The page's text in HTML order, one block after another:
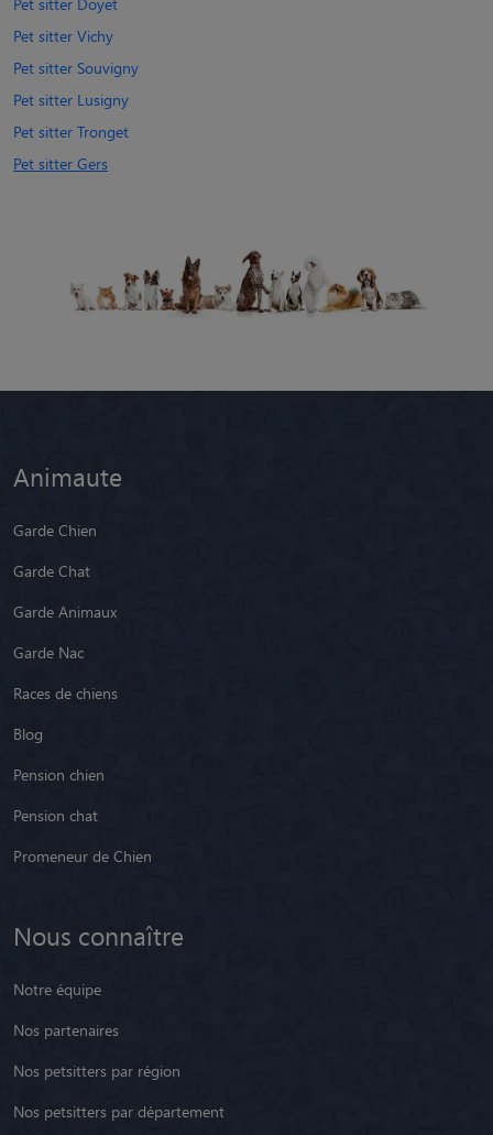
Pet sitter Vichy
Pet sitter Souvigny
Pet sitter Lusigny
Pet sitter Tronget
Pet sitter Gers
Animaute
Garde Chien
Garde Chat
Garde Animaux
Garde Nac
Races de chiens
Blog
Pension chien
Pension chat
Promeneur de Chien
Nous connaître
Notre équipe
Nos partenaires
Nos petsitters par région
Nos petsitters par département